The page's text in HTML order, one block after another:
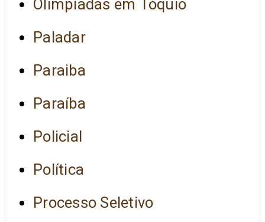
Olimpíadas em Tóquio
Paladar
Paraiba
Paraíba
Policial
Política
Processo Seletivo